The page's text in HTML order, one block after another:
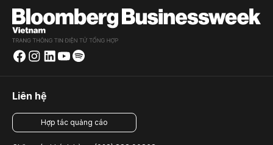
Liên hệ
Hợp tác quảng cáo